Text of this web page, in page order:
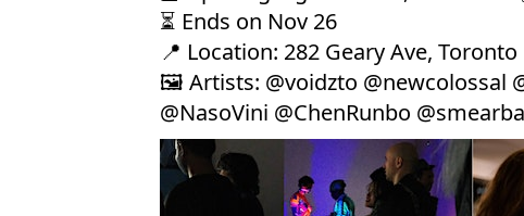
⏳ Ends on Nov 26
📍 Location: 282 Geary Ave, Toronto
🖼️ Artists: @voidzto @newcolossal
@NasoVini @ChenRunbo